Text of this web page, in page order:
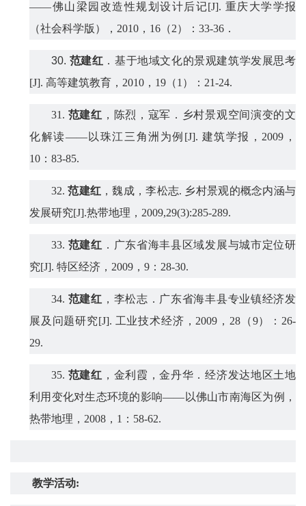
——佛山梁园改造性规划设计后记[J]. 重庆大学学报
（社会科学版）， 2010 ， 16 （2）： 33-36 ．
30. 范建红 ．基于地域文化的景观建筑学发展思考
[J]. 高等建筑教育， 2010 ， 19 （1 ）： 21-24.
31. 范建红 ，陈烈，寇军．乡村景观空间演变的文
化解读——以珠江三角洲为例 [J]. 建筑学报， 2009 ，
10 ： 83-85.
32.范建红 ，魏成，李松志. 乡村景观的概念内涵与
发展研究[J].热带地理， 2009,29(3):285-289.
33. 范建红 ．广东省海丰县区域发展与城市定位研
究[J]. 特区经济， 2009 ， 9 ： 28-30.
34. 范建红 ，李松志．广东省海丰县专业镇经济发
展及问题研究[J]. 工业技术经济， 2009 ， 28（9）： 26-
29.
35. 范建红 ， 金利霞，金丹华 ．经济发达地区土地
利用变化对生态环境的影响—— 以佛山市南海区为例，
热带地理， 2008 ， 1 ： 58-62.
教学活动: